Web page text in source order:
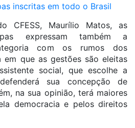
inscritas em todo o Brasil
CFESS, Maurílio Matos, as
expressam também a
com os rumos dos
em que as gestões são eleitas
social, que escolhe a
sua concepção de
na sua opinião, terá maiores
democracia e pelos direitos